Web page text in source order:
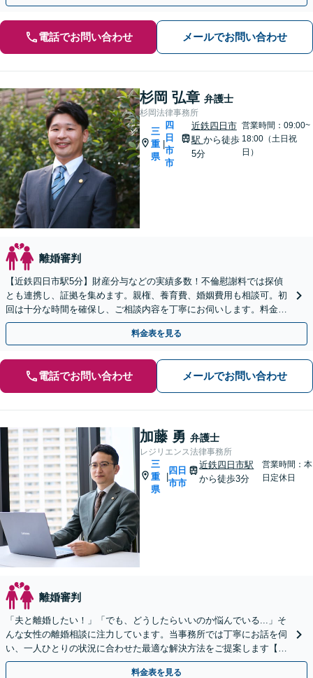
電話でお問い合わせ メールでお問い合わせ
杉岡 弘章 弁護士
杉岡法律事務所
三
重
県
四
日
市
市
近鉄四日市
駅 から徒歩
5分
営業時間：09:00~
18:00（土日祝
日）
離婚審判
【近鉄四日市駅5分】財産分与などの実績多数！不倫慰謝料では探偵
とも連携し、証拠を集めます。親権、養育費、婚姻費用も相談可。初
回は十分な時間を確保し、ご相談内容を丁寧にお伺いします。料金に
ついても納得いただけるまで丁寧にご説明いたします。
料金表を見る
電話でお問い合わせ メールでお問い合わせ
加藤 勇 弁護士
レジリエンス法律事務所
三
重
県
四日
市市
近鉄四日市駅
から徒歩3分
営業時間：本
日定休日
離婚審判
「夫と離婚したい！」「でも、どうしたらいいのか悩んでいる...」そ
んな女性の離婚相談に注力しています。当事務所では丁寧にお話を伺
い、一人ひとりの状況に合わせた最適な解決方法をご提案します【選
べる料金プラン】【法テラス可】【近鉄四日市駅3分】
料金表を見る